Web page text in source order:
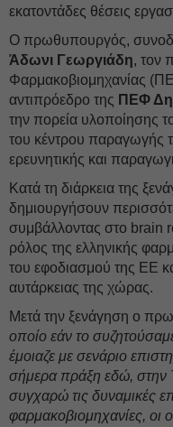
εκατοντάδες θέσεις
Ο πρωθυπουργός,
Άδωνι Γεωργιάδη, τον
Φαρμακοβιομηχανίας
αντιπρόεδρο της ΠΕΦ
την πορεία υλοποίησης
του κέντρου παραγωγής
ερευνητικής και
Κατά τη διάρκεια της
δημιουργήσουν
συμβάλλοντας στο brain
ρόλος της ελληνικής
του εφοδιασμού της ΕΕ
αυτάρκειας της χώρας.
Μετά την ξενάγηση ο
οποίο εάν το
έμοιαζε με σενάριο
σήμερα πράξη εδώ, στην
συγχαρώ τις δυναμικές
φαρμακοβιομηχανίες, οι